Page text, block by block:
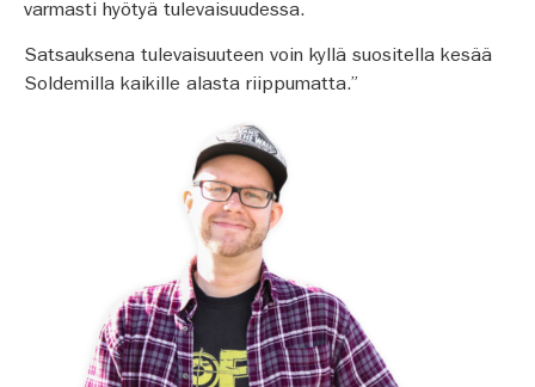
varmasti hyötyä tulevaisuudessa.
Satsauksena tulevaisuuteen voin kyllä suositella kesää
Soldemilla kaikille alasta riippumatta.”